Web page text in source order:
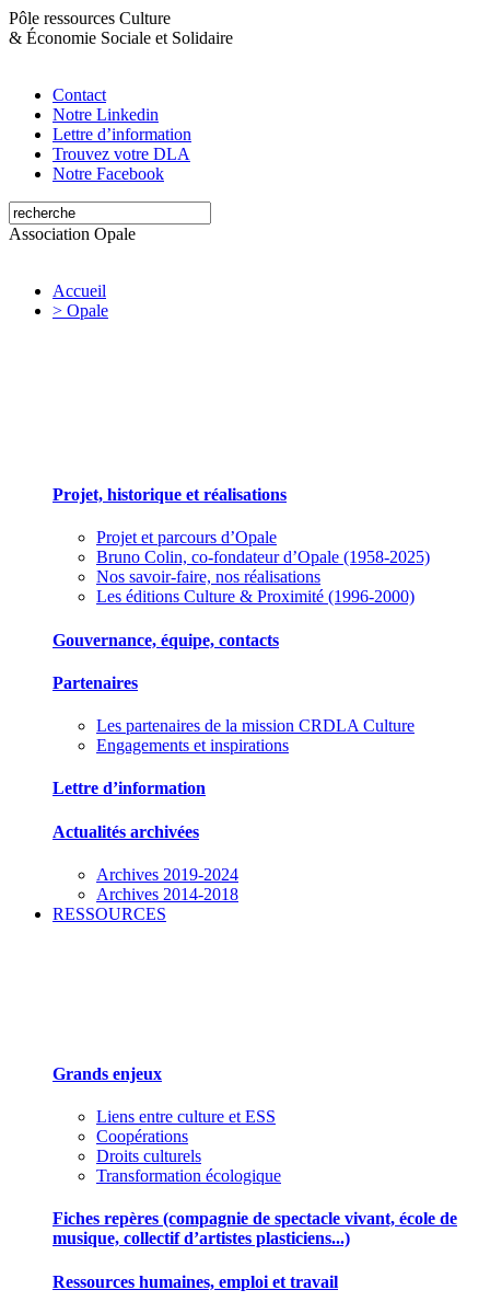
Pôle ressources Culture
& Économie Sociale et Solidaire
Contact
Notre Linkedin
Lettre d’information
Trouvez votre DLA
Notre Facebook
Association Opale
Accueil
> Opale
Projet, historique et réalisations
Projet et parcours d’Opale
Bruno Colin, co-fondateur d’Opale (1958-2025)
Nos savoir-faire, nos réalisations
Les éditions Culture & Proximité (1996-2000)
Gouvernance, équipe, contacts
Partenaires
Les partenaires de la mission CRDLA Culture
Engagements et inspirations
Lettre d’information
Actualités archivées
Archives 2019-2024
Archives 2014-2018
RESSOURCES
Grands enjeux
Liens entre culture et ESS
Coopérations
Droits culturels
Transformation écologique
Fiches repères (compagnie de spectacle vivant, école de
musique, collectif d’artistes plasticiens...)
Ressources humaines, emploi et travail